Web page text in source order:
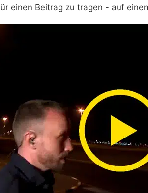
einen Beitrag zu tragen - auf